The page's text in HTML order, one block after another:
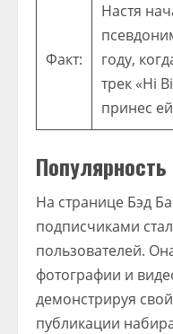
Факт:
Настя
году,
трек «Hi
принес
На странице Бэд
подписчиками
пользователей.
фотографии и
демонстрируя
публикации